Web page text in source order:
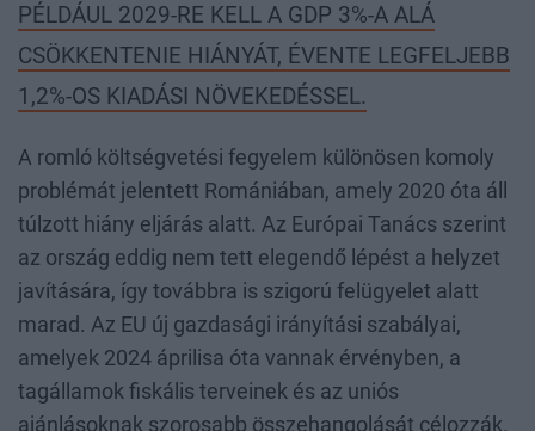
PÉLDÁUL 2029-RE KELL A GDP 3%-A ALÁ
CSÖKKENTENIE HIÁNYÁT, ÉVENTE LEGFELJEBB
1,2%-OS KIADÁSI NÖVEKEDÉSSEL.
A romló költségvetési fegyelem különösen komoly
problémát jelentett Romániában, amely 2020 óta áll
túlzott hiány eljárás alatt. Az Európai Tanács szerint
az ország eddig nem tett elegendő lépést a helyzet
javítására, így továbbra is szigorú felügyelet alatt
marad. Az EU új gazdasági irányítási szabályai,
amelyek 2024 áprilisa óta vannak érvényben, a
tagállamok fiskális terveinek és az uniós
ajánlásoknak szorosabb összehangolását célozzák.